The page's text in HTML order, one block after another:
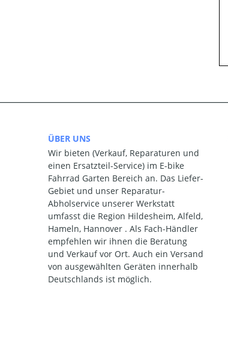
ÜBER UNS
Wir bieten (Verkauf, Reparaturen und
einen Ersatzteil-Service) im E-bike
Fahrrad Garten Bereich an. Das Liefer-
Gebiet und unser Reparatur-
Abholservice unserer Werkstatt
umfasst die Region Hildesheim, Alfeld,
Hameln, Hannover . Als Fach-Händler
empfehlen wir ihnen die Beratung
und Verkauf vor Ort. Auch ein Versand
von ausgewählten Geräten innerhalb
Deutschlands ist möglich.